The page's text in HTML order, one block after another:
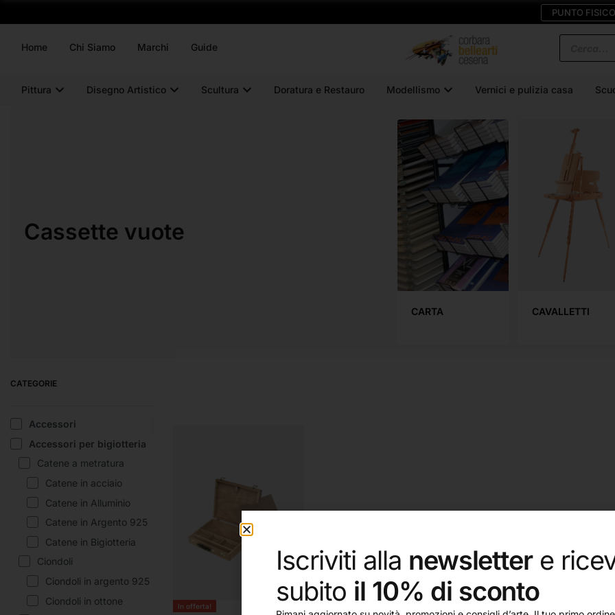
PUNTO FISICO
Home Chi Siamo Marchi Guide
Pittura Disegno Artistico Scultura Doratura e Restauro Modellismo Vernici e pulizia casa
Cassette vuote
CARTA CAVALLETTI
CATEGORIE
Accessori
Accessori per bigiotteria
Catene a metratura
Catene in acciaio
Catene in Alluminio
Catene in Argento 925
Catene in Bigiotteria
Ciondoli
Ciondoli in argento 925
Ciondoli in ottone
In offerta!
Iscriviti alla newslettere
subito il 10% di sconto